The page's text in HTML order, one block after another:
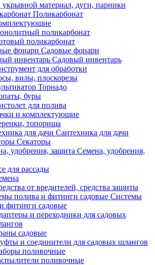
материал, дуги, парники
Поликарбонат
поликарбонат
поликарбонат
Садовые фонари
Садовый инвентарь
для обработки
вилы, плоскорезы
Торнадо
буры
для полива
и комплектующие
топорища
Сантехника для дачи
Секаторы
Семена, удобрения,
для рассады
от вредителей, средства защиты
Системы
фитинги садовые
и переходники для садовых
садовые
и соединители для садовых шлангов
поливочные
поливочные